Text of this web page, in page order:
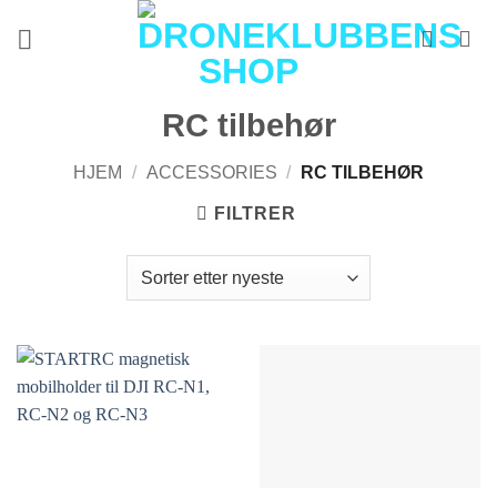
RC tilbehør
HJEM / ACCESSORIES / RC TILBEHØR
FILTRER